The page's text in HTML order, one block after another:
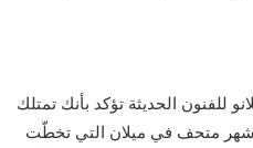
للفنون الحديثة تؤكد بأنك تمتلك
متحف في ميلان التي تخطّت